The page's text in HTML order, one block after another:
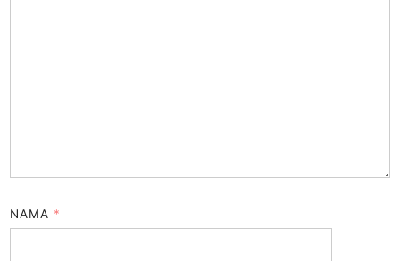
NAMA *